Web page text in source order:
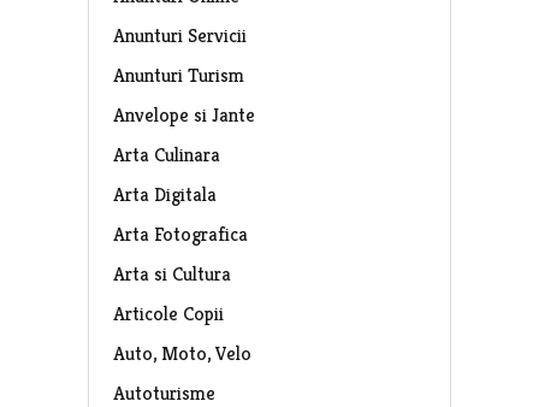
Anunturi Servicii
Anunturi Turism
Anvelope si Jante
Arta Culinara
Arta Digitala
Arta Fotografica
Arta si Cultura
Articole Copii
Auto, Moto, Velo
Autoturisme